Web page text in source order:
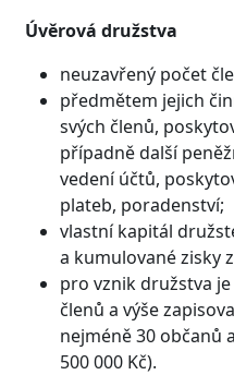
Úvěrová družstva
neuzavřený počet
předmětem jejich
svých členů,
případně další
vedení účtů,
plateb, poradenství;
vlastní kapitál
a kumulované zisky
pro vznik družstva
členů a výše
nejméně 30 občanů
500 000 Kč).